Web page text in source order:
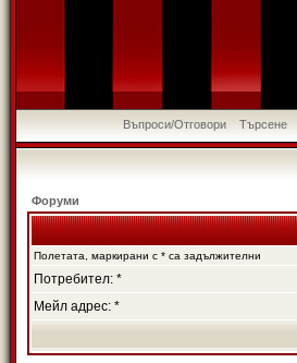
Въпроси/Отговори Търсене
Форуми
Полетата, маркирани с * са задължителни
Потребител: *
Мейл адрес: *